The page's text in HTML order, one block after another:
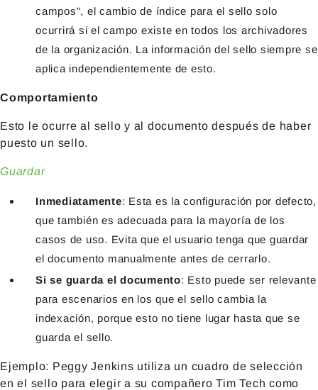
campos", el cambio de índice para el sello solo
ocurrirá si el campo existe en todos los archivadores
de la organización. La información del sello siempre se
aplica independientemente de esto.
Comportamiento
Esto le ocurre al sello y al documento después de haber
puesto un sello.
Guardar
Inmediatamente: Esta es la configuración por defecto,
que también es adecuada para la mayoría de los
casos de uso. Evita que el usuario tenga que guardar
el documento manualmente antes de cerrarlo.
Si se guarda el documento: Esto puede ser relevante
para escenarios en los que el sello cambia la
indexación, porque esto no tiene lugar hasta que se
guarda el sello.
Ejemplo: Peggy Jenkins utiliza un cuadro de selección
en el sello para elegir a su compañero Tim Tech como